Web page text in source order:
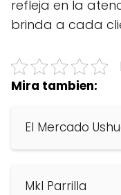
refleja en la
brinda a cada
Mira tambien:
El Mercado
Mkl Parrilla